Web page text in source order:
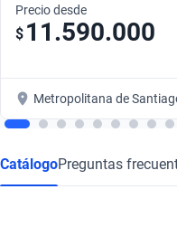
Precio desde
$ 11.590.000
Metropolitana de
CatálogoPreguntas